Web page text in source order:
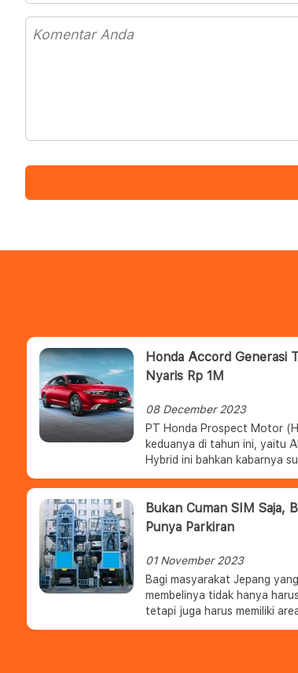
Honda Accord Generasi
Nyaris Rp 1M
08 December 2023
PT Honda Prospect Motor
keduanya di tahun ini, yaitu
Hybrid ini bahkan kabarnya
Bukan Cuman SIM Saja,
Punya Parkiran
01 November 2023
Bagi masyarakat Jepang
membelinya tidak hanya
tetapi juga harus memiliki